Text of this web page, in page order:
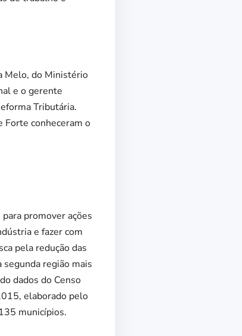
Melo, do Ministério
e o gerente
Tributária.
Forte conheceram o
promover ações
e fazer com
pela redução das
região mais
dados do Censo
elaborado pelo
municípios.